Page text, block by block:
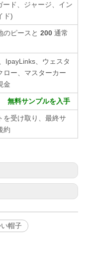
ード、ジャージ、イン
ド)
のピースと 200 通常
IpayLinks、ウェスタ
ロー、マスターカー
金
無料サンプルを入手
を受け取り、最終サ
約
帽子